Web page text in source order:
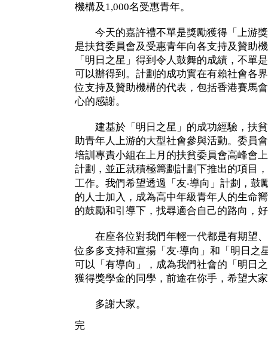
機構及1,000名受惠青年。
今天的嘉許禮不單是獎勵獲得「上游獎
是扶貧委員會及受惠青年向各支持及贊助
「明日之星」得到令人鼓舞的成績，不單
可以辦得到。計劃的成功實在有賴社會各
位支持及贊助機構的代表，包括香港賽馬
心的感謝。
建基於「明日之星」的成功經驗，扶貧
助青年人上游的大型社會參與活動。委員
培訓專責小組在上月的扶貧委員會高峰會
計劃，並正就積極籌劃計劃下推出的項目
工作。我們希望透過「友‧導向」計劃，鼓
的人士加入，成為高中年級青年人的生命
的鼓勵和引導下，找尋適合自己的路向，
在座各位對我們年輕一代都是有期望、
位多多支持和宣揚「友‧導向」和「明日之
可以「有導向」，成為我們社會的「明日
獲得獎學金的同學，前途在你手，希望大
多謝大家。
完